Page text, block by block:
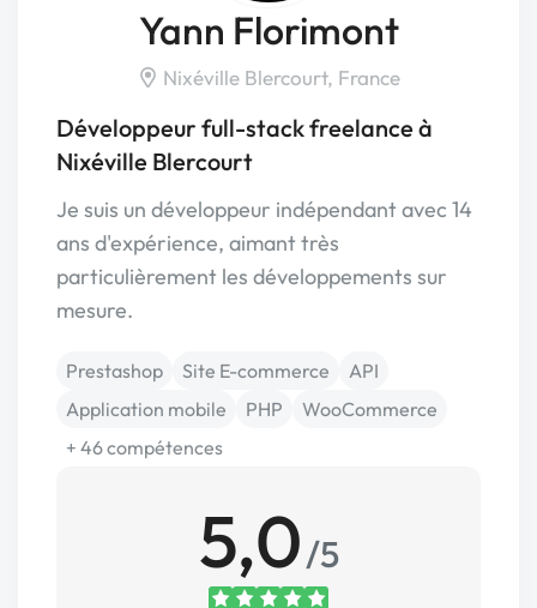
Yann Florimont
Nixéville Blercourt, France
Développeur full-stack freelance à
Nixéville Blercourt
Je suis un développeur indépendant avec 14
ans d'expérience, aimant très
particulièrement les développements sur
mesure.
Prestashop Site E-commerce
API
Application mobile
PHP
WooCommerce
+ 46 compétences
5,0/5